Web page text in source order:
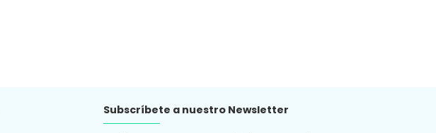
Subscríbete a nuestro Newsletter